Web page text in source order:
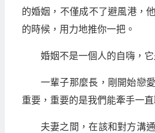
的婚姻，不僅成不了避風港，
的時候，用力地推你一把。
婚姻不是一個人的自嗨，
一輩子那麼長，剛開始戀
重要，重要的是我們能牽手一
夫妻之間，在該和對方溝